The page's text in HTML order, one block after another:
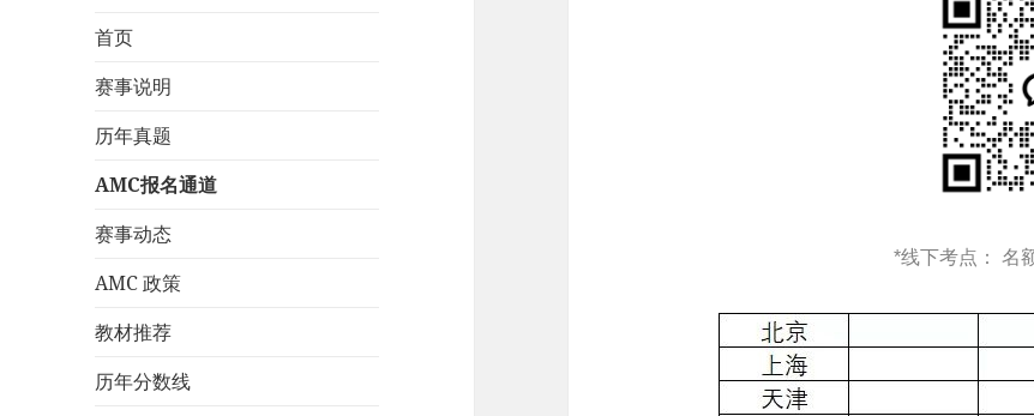
首页
赛事说明
历年真题
AMC报名通道
赛事动态
AMC 政策
教材推荐
历年分数线
*线下考点： 名